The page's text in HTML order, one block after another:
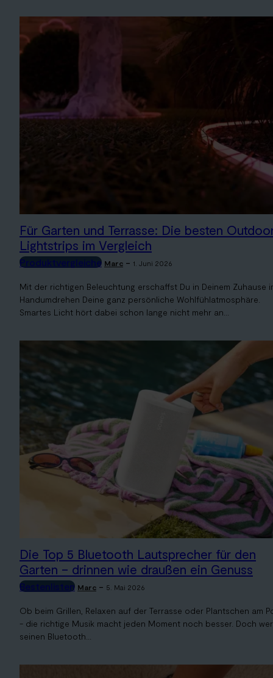
Für Garten und Terrasse: Die besten
Lightstrips im Vergleich
Produktvergleiche Marc - 1. Juni 2026
Mit der richtigen Beleuchtung erschaffst Du in Deinem Zuhause
Handumdrehen Deine ganz persönliche Wohlfühlatmosphäre.
Smartes Licht hört dabei schon lange nicht mehr an...
Die Top 5 Bluetooth Lautsprecher für den
Garten – drinnen wie draußen ein Genuss
Bestenlisten Marc - 5. Mai 2026
Ob beim Grillen, Relaxen auf der Terrasse oder Plantschen am
- die richtige Musik macht jeden Moment noch besser. Doch wer
seinen Bluetooth...